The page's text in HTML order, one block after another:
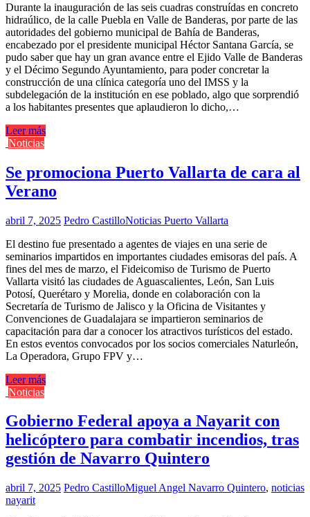
Durante la inauguración de las seis cuadras construídas en concreto
hidraúlico, de la calle Puebla en Valle de Banderas, por parte de las
autoridades del gobierno municipal de Bahía de Banderas,
encabezado por el presidente municipal Héctor Santana García, se
pudo saber que hay un gran avance entre el Ejido Valle de Banderas
y el Décimo Segundo Ayuntamiento, para poder concretar la
construcción de una clínica categoría uno del IMSS y la
subdelegación de la institución en ese poblado, algo que sorprendió
a los habitantes presentes que aplaudieron lo dicho,…
Leer más
Noticias
Se promociona Puerto Vallarta de cara al
Verano
abril 7, 2025 Pedro CastilloNoticias Puerto Vallarta
El destino fue presentado a agentes de viajes en una serie de
seminarios impartidos en importantes ciudades emisoras del país. A
fines del mes de marzo, el Fideicomiso de Turismo de Puerto
Vallarta visitó las ciudades de Aguascalientes, León, San Luis
Potosí, Querétaro y Morelia, donde en colaboración con la
Secretaría de Turismo de Jalisco y la Oficina de Visitantes y
Convenciones de Guadalajara se impartieron seminarios de
capacitación para dar a conocer los atractivos turísticos del estado.
En estos eventos convocados por los socios comerciales Naturleón,
La Operadora, Grupo FPV y…
Leer más
Noticias
Gobierno Federal apoya a Nayarit con
helicóptero para combatir incendios, tras
gestión de Navarro Quintero
abril 7, 2025 Pedro CastilloMiguel Angel Navarro Quintero, noticias
nayarit